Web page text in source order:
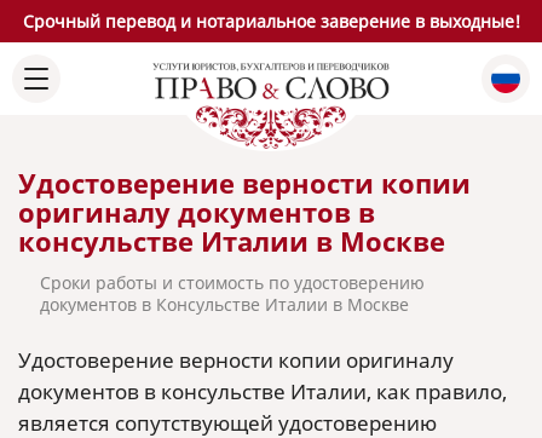
Срочный перевод и нотариальное заверение в выходные!
Удостоверение верности копии
оригиналу документов в
консульстве Италии в Москве
Сроки работы и стоимость по удостоверению
документов в Консульстве Италии в Москве
Удостоверение верности копии оригиналу
документов в консульстве Италии, как правило,
является сопутствующей удостоверению